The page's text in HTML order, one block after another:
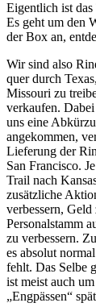
Eigentlich ist
Es geht um den
der Box an,
Wir sind also
quer durch
Missouri zu
verkaufen.
uns eine
angekommen,
Lieferung der
San Francisco.
Trail nach
zusätzliche
verbessern,
Personalstamm
zu verbessern.
es absolut
fehlt. Das Selbe
ist meist auch
„Engpässen“